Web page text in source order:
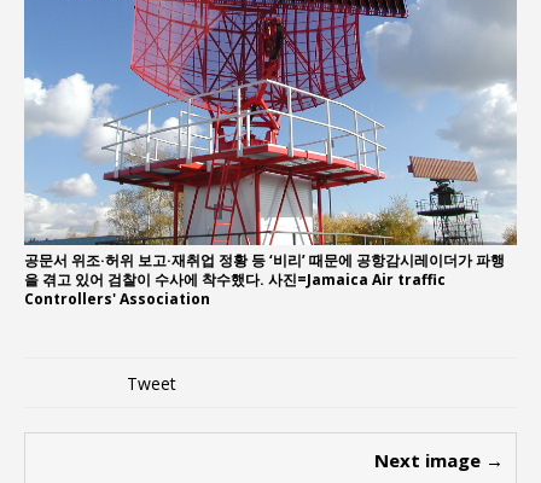
강산건설 박재윤 강제추행 사건, 무엇이 문제인가?
한국지방재정공제회, 2026년 정기 승진 인사 발표
공문서 위조·허위 보고·재취업 정황 등 ‘비리’ 때문에 공항감시레이더가 파행
을 겪고 있어 검찰이 수사에 착수했다. 사진=Jamaica Air traffic
Controllers' Association
Tweet
Next image →